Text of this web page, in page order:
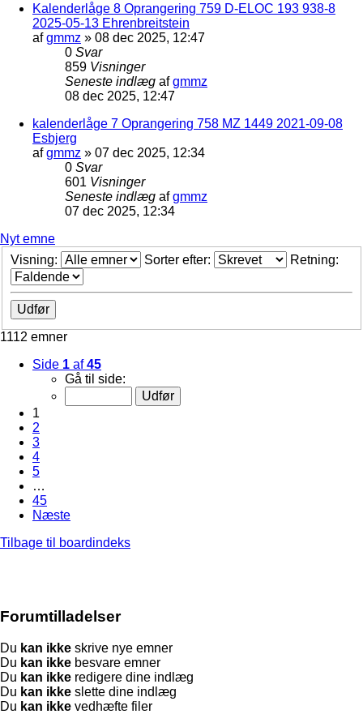
Kalenderlåge 8 Oprangering 759 D-ELOC 193 938-8
2025-05-13 Ehrenbreitstein
afgmmz » 08 dec 2025, 12:47
0 Svar
859 Visninger
Seneste indlæg afgmmz
08 dec 2025, 12:47
kalenderlåge 7 Oprangering 758 MZ 1449 2021-09-08
Esbjerg
afgmmz » 07 dec 2025, 12:34
0 Svar
601 Visninger
Seneste indlæg afgmmz
07 dec 2025, 12:34
Nyt emne
Visning:
Sorter efter: Retning:
1112 emner
Side 1 af45
Gå til side:
1
2
3
4
5
…
45
Næste
Tilbage til boardindeks
Forumtilladelser
Du kan ikke skrive nye emner
Du kan ikke besvare emner
Du kan ikke redigere dine indlæg
Du kan ikke slette dine indlæg
Du kan ikke vedhæfte filer